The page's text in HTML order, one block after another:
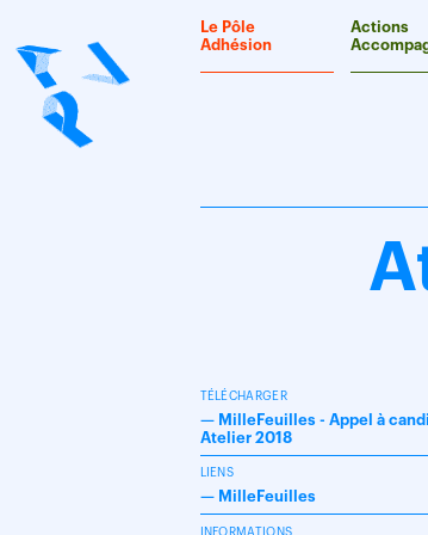
Le Pôle
Adhésion
Actions
TÉLÉCHARGER
— MilleFeuilles - Appel à
Atelier 2018
LIENS
— MilleFeuilles
INFORMATIONS